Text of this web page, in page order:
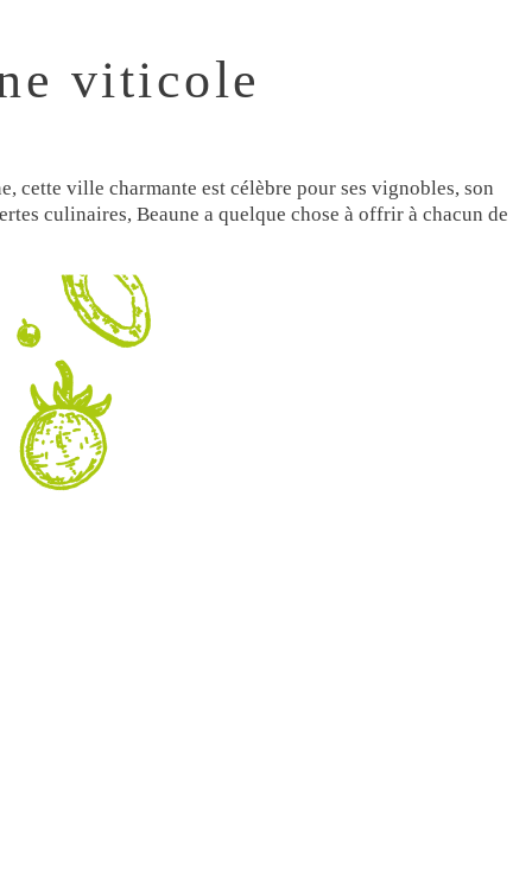
viticole
cette ville charmante est célèbre pour ses vignobles, son
culinaires, Beaune a quelque chose à offrir à chacun de